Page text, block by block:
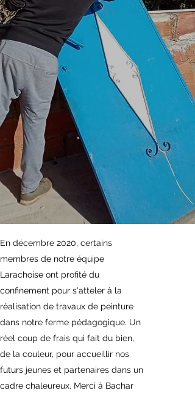
​En décembre 2020, certains
membres de notre équipe
Larachoise ont profité du
confinement pour s'atteler à la
réalisation de travaux de peinture
dans notre ferme pédagogique. Un
réel coup de frais qui fait du bien,
de la couleur, pour accueillir nos
futurs jeunes et partenaires dans un
cadre chaleureux. Merci à Bachar